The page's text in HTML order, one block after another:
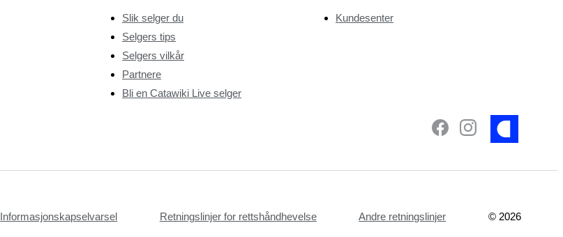
Slik selger du
Selgers tips
Selgers vilkår
Partnere
Bli en Catawiki Live selger
Kundesenter
Informasjonskapselvarsel Retningslinjer for rettshåndhevelse Andre retningslinjer © 2026